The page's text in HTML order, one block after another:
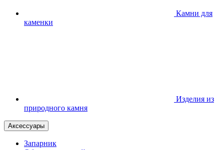
Камни для
каменки
Изделия из
природного камня
Аксессуары
Запарник